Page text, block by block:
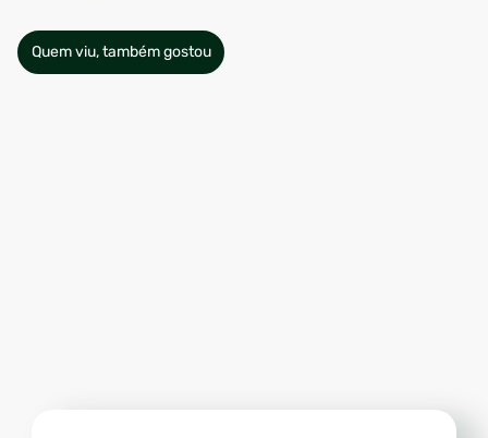
Quem viu, também gostou